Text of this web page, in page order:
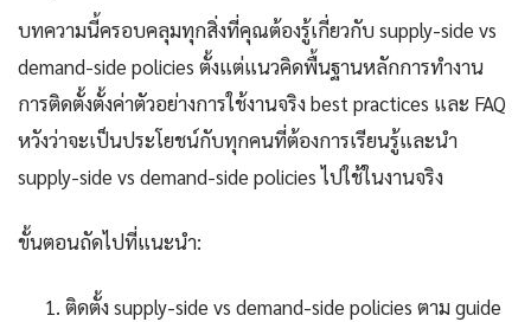
บทความนี้ครอบคลุมทุกสิ่งที่คุณต้องรู้เกี่ยวกับ supply-side vs
demand-side policies ตั้งแต่แนวคิดพื้นฐานหลักการทำงาน
การติดตั้งตั้งค่าตัวอย่างการใช้งานจริง best practices และ FAQ
หวังว่าจะเป็นประโยชน์กับทุกคนที่ต้องการเรียนรู้และนำ
supply-side vs demand-side policies ไปใช้ในงานจริง
ขั้นตอนถัดไปที่แนะนำ:
ติดตั้ง supply-side vs demand-side policies ตาม guide